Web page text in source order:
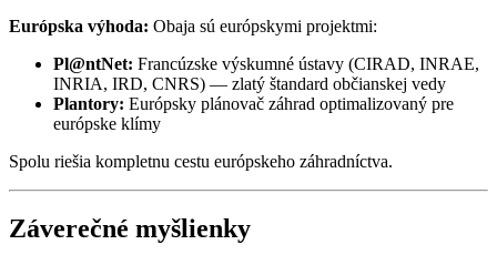
Európska výhoda: Obaja sú európskymi projektmi:
Pl@ntNet: Francúzske výskumné ústavy (CIRAD, INRAE,
INRIA, IRD, CNRS) — zlatý štandard občianskej vedy
Plantory: Európsky plánovač záhrad optimalizovaný pre
európske klímy
Spolu riešia kompletnu cestu európskeho záhradníctva.
Záverečné myšlienky